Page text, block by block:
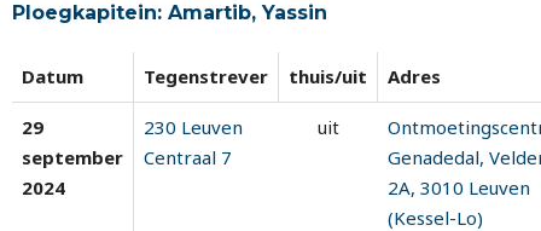
Ploegkapitein: Amartib, Yassin
Datum Tegenstrever thuis/uit Adres
29
september
2024
230 Leuven
Centraal 7
uit
Genadedal,
2A, 3010 Leuven
(Kessel-Lo)